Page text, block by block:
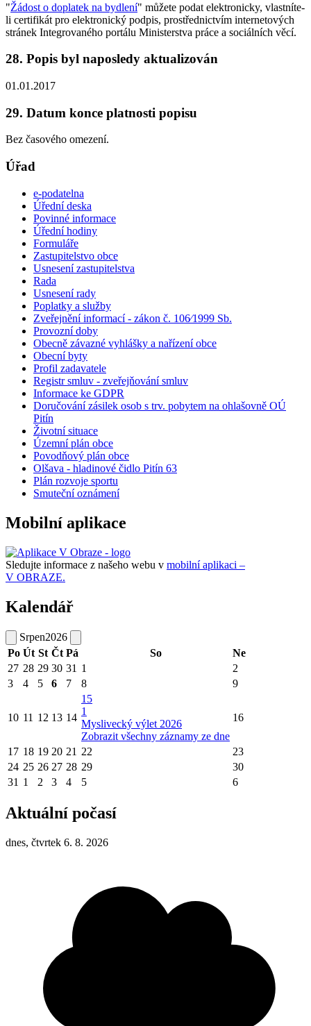
"Žádost o doplatek na bydlení" můžete podat elektronicky, vlastníte-
li certifikát pro elektronický podpis, prostřednictvím internetových
stránek Integrovaného portálu Ministerstva práce a sociálních věcí.
28. Popis byl naposledy aktualizován
01.01.2017
29. Datum konce platnosti popisu
Bez časového omezení.
Úřad
e-podatelna
Úřední deska
Povinné informace
Úřední hodiny
Formuláře
Zastupitelstvo obce
Usnesení zastupitelstva
Rada
Usnesení rady
Poplatky a služby
Zveřejnění informací - zákon č. 106⁄1999 Sb.
Provozní doby
Obecně závazné vyhlášky a nařízení obce
Obecní byty
Profil zadavatele
Registr smluv - zveřejňování smluv
Informace ke GDPR
Doručování zásilek osob s trv. pobytem na ohlašovně OÚ
Pitín
Životní situace
Územní plán obce
Povodňový plán obce
Olšava - hladinové čidlo Pitín 63
Plán rozvoje sportu
Smuteční oznámení
Mobilní aplikace
Sledujte informace z našeho webu v mobilní aplikaci –
V OBRAZE.
Kalendář
Srpen2026
Po Út St Čt Pá So
Ne
27 28 29 30 31 1
2
3
4 5 6 7 8 9
10 11 12 13 14
15
1
Myslivecký výlet 2026
Zobrazit všechny záznamy ze dne
16
17 18 19 20 21 22
23
24 25 26 27 28 29
30
31 1 2 3 4 5 6
Aktuální počasí
dnes, čtvrtek 6. 8. 2026